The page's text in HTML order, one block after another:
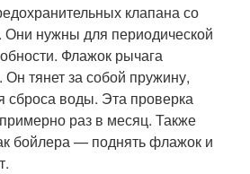
клапана со
нужны для периодической
Флажок рычага
тянет за собой пружину,
сброса воды. Эта проверка
раз в месяц. Также
бойлера — поднять флажок и